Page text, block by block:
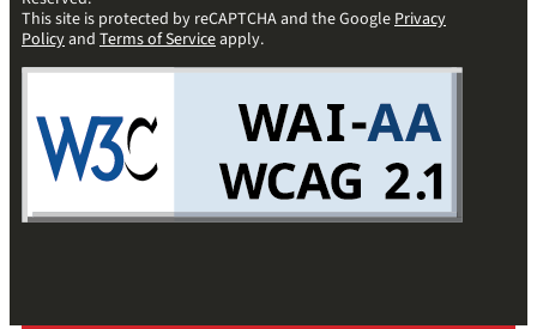
This site is protected by reCAPTCHA and the GooglePrivacy
Policyand Terms of Serviceapply.